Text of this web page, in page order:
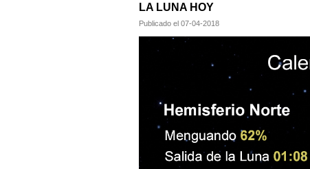
LA LUNA HOY
Publicado el 07-04-2018